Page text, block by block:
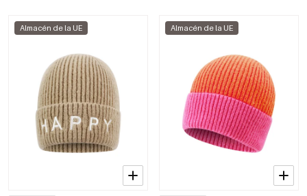
Almacén de la UE Almacén de la UE